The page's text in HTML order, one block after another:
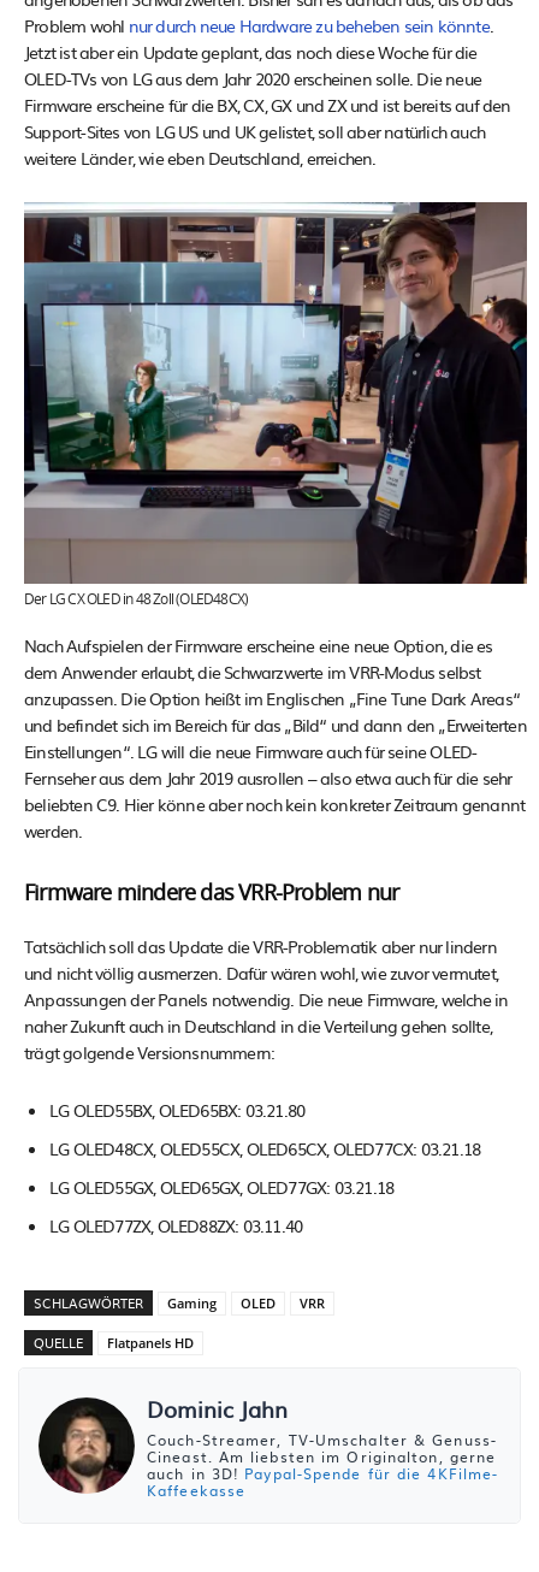
Problem wohl nur durch neue Hardware zu beheben sein könnte.
Jetzt ist aber ein Update geplant, das noch diese Woche für die
OLED-TVs von LG aus dem Jahr 2020 erscheinen solle. Die neue
Firmware erscheine für die BX, CX, GX und ZX und ist bereits auf den
Support-Sites von LG US und UK gelistet, soll aber natürlich auch
weitere Länder, wie eben Deutschland, erreichen.
Der LG CX OLED in 48 Zoll (OLED48CX)
Nach Aufspielen der Firmware erscheine eine neue Option, die es
dem Anwender erlaubt, die Schwarzwerte im VRR-Modus selbst
anzupassen. Die Option heißt im Englischen „Fine Tune Dark Areas“
und befindet sich im Bereich für das „Bild“ und dann den „Erweiterten
Einstellungen“. LG will die neue Firmware auch für seine OLED-
Fernseher aus dem Jahr 2019 ausrollen – also etwa auch für die sehr
beliebten C9. Hier könne aber noch kein konkreter Zeitraum genannt
werden.
Firmware mindere das VRR-Problem nur
Tatsächlich soll das Update die VRR-Problematik aber nur lindern
und nicht völlig ausmerzen. Dafür wären wohl, wie zuvor vermutet,
Anpassungen der Panels notwendig. Die neue Firmware, welche in
naher Zukunft auch in Deutschland in die Verteilung gehen sollte,
trägt golgende Versionsnummern:
LG OLED55BX, OLED65BX: 03.21.80
LG OLED48CX, OLED55CX, OLED65CX, OLED77CX: 03.21.18
LG OLED55GX, OLED65GX, OLED77GX: 03.21.18
LG OLED77ZX, OLED88ZX: 03.11.40
SCHLAGWÖRTER Gaming OLED VRR
QUELLE Flatpanels HD
Dominic Jahn
Couch-Streamer, TV-Umschalter & Genuss-
Cineast. Am liebsten im Originalton, gerne
auch in 3D! Paypal-Spende für die 4KFilme-
Kaffeekasse